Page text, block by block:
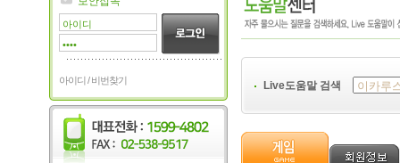
아이디 / 비번찾기 Live도움말 검색